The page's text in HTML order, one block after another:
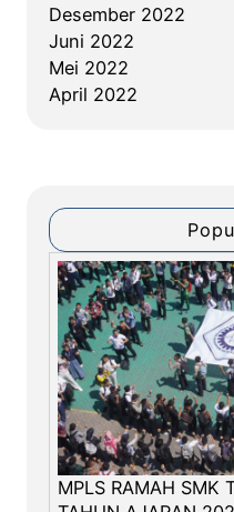
r
s
A
s
e
s
r
K
o
m
p
Desember 2022
Juni 2022
Mei 2022
April 2022
MPLS RAMAH SMK